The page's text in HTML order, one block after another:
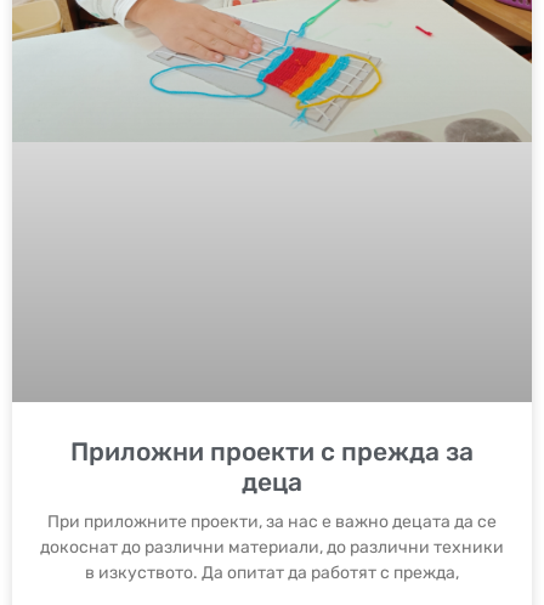
Приложни проекти с прежда за
деца
При приложните проекти, за нас е важно децата да се
докоснат до различни материали, до различни техники
в изкуството. Да опитат да работят с прежда,